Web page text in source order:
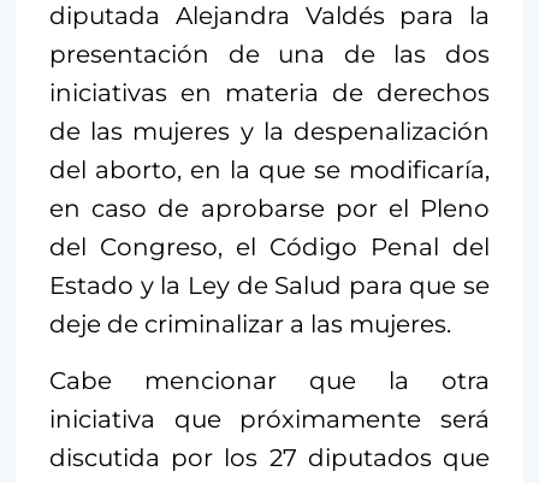
diputada Alejandra Valdés para la
presentación de una de las dos
iniciativas en materia de derechos
de las mujeres y la despenalización
del aborto, en la que se modificaría,
en caso de aprobarse por el Pleno
del Congreso, el Código Penal del
Estado y la Ley de Salud para que se
deje de criminalizar a las mujeres.
Cabe mencionar que la otra
iniciativa que próximamente será
discutida por los 27 diputados que